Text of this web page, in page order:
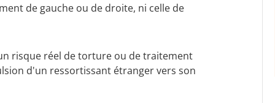
de gauche ou de droite, ni celle de
risque réel de torture ou de traitement
d'un ressortissant étranger vers son